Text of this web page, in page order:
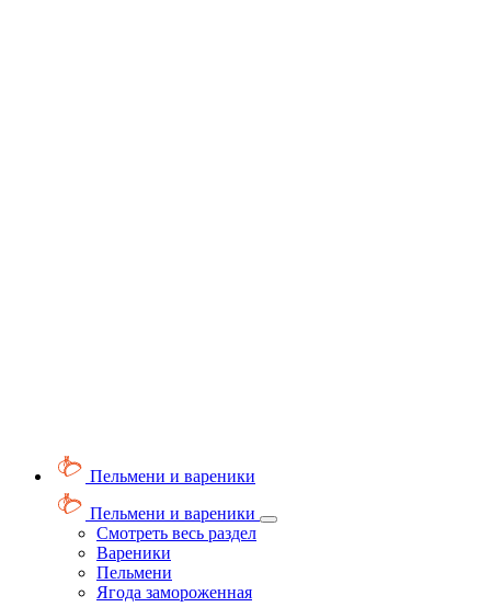
Пельмени и вареники
Пельмени и вареники
Смотреть весь раздел
Вареники
Пельмени
Ягода замороженная